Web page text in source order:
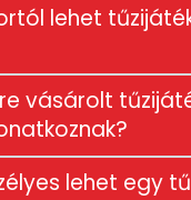
lehet
vásárolt
lehet egy